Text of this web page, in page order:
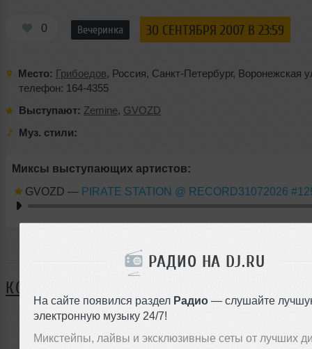
РАДИО НА DJ.RU
На сайте появился раздел Радио — слушайте
электронную музыку 24/7!
Микстейпы, лайвы и эксклюзивные сеты от лучших
0 Вечеринка 30 СЕНТЯБРЯ 2007 В 23:59
Место: Грибоедов, Россия, Санкт-Петербург, Воронежская
телефон: 164-4355
Выступают: Zemine, GVOZD
Муз. стили:
Миксы выступающих артистов:
GVOZD — PIRATE STATION @ RECORD31072026
Я ПОЙДУ
КОММЕНТАРИИ
ЗАРЕГИСТРИРУЙТЕСЬ